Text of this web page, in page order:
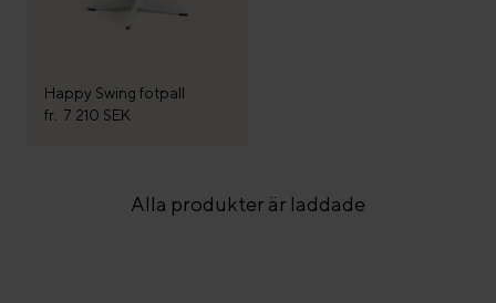
Happy Swing fotpall
fr. 7 210 SEK
Alla produkter är laddade